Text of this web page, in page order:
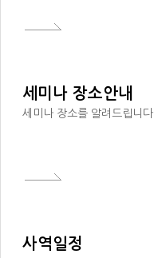
세미나 장소안내
세미나 장소를 알려드립니다.
사역일정